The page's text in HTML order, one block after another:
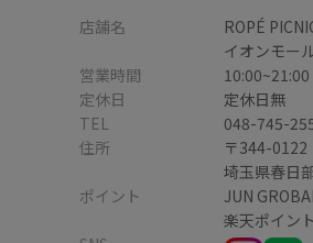
店舗名
ROPÉ
イオンモー
営業時間
10:00~21:00
定休日
定休日無
TEL
048-745-
住所
〒344-0122
埼玉県春日
ポイント
JUN
楽天ポイン